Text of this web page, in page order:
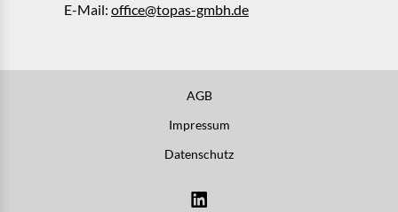
E-Mail: office@topas-gmbh.de
AGB
Impressum
Datenschutz